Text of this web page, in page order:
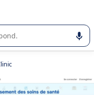
ou la sélection de